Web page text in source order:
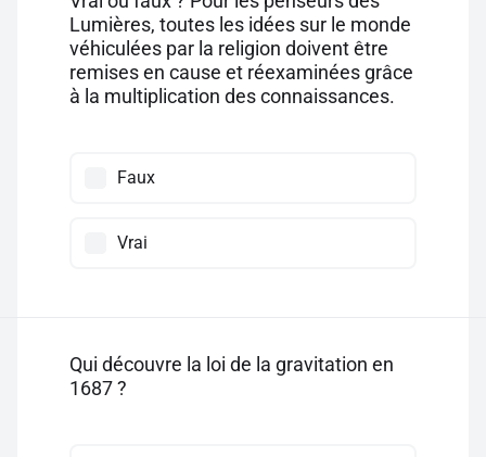
Lumières, toutes les idées sur le monde
véhiculées par la religion doivent être
remises en cause et réexaminées grâce
à la multiplication des connaissances.
Faux
Vrai
Qui découvre la loi de la gravitation en
1687 ?